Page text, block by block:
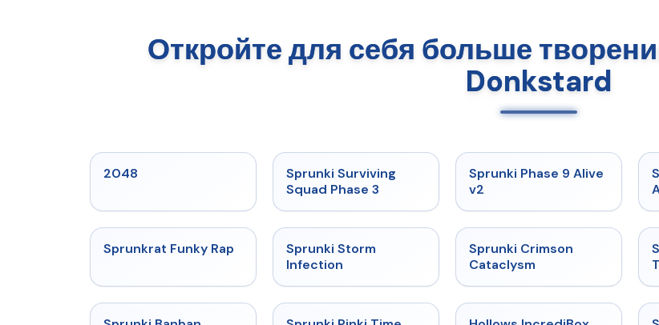
Откройте для себя больше
Donkstard
2048 ★
Sprunki Surviving
Squad Phase 3
★ 4.6
Sprunki Phase 9 Alive
v2
★ 4.7
Sprunkrat Funky Rap
Sprunki Storm
Infection
Sprunki Crimson
Cataclysm
★ ★ 4.3